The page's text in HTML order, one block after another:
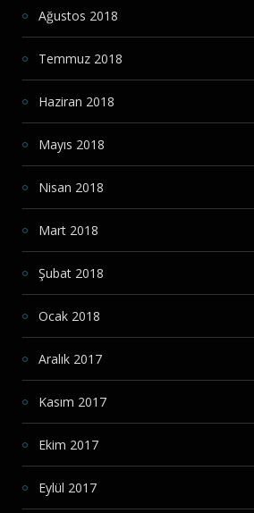
Ağustos 2018
Temmuz 2018
Haziran 2018
Mayıs 2018
Nisan 2018
Mart 2018
Şubat 2018
Ocak 2018
Aralık 2017
Kasım 2017
Ekim 2017
Eylül 2017